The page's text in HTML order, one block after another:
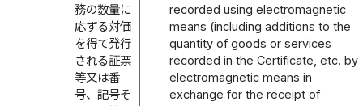
務の数量に
応ずる対価
を得て発行
される証票
等又は番
号、記号そ
recorded using electromagnetic
means (including additions to the
quantity of goods or services
recorded in the Certificate, etc. by
electromagnetic means in
exchange for the receipt of